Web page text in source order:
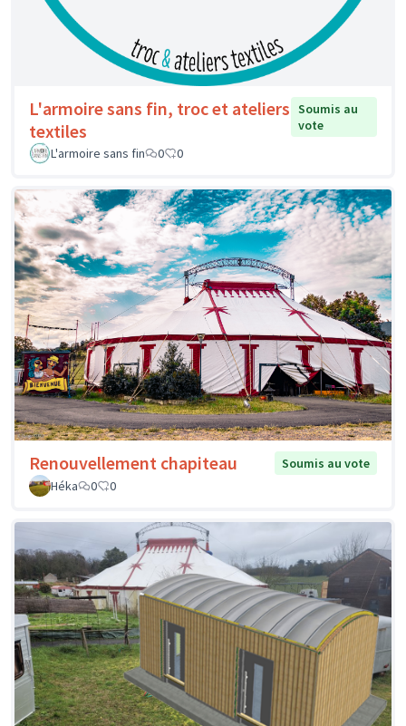
L'armoire sans fin, troc et ateliers
textiles
Soumis au
vote
L'armoire sans fin
0 0
Renouvellement chapiteau
Soumis au vote
Héka
0 0